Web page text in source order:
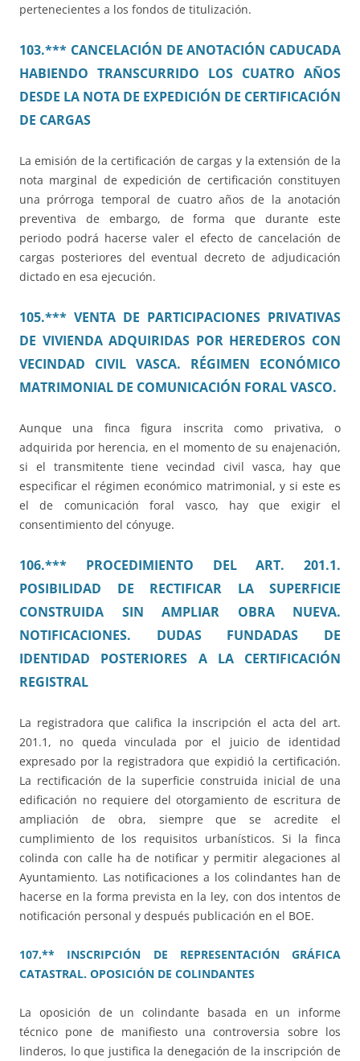
pertenecientes a los fondos de titulización.
103.*** CANCELACIÓN DE ANOTACIÓN CADUCADA
HABIENDO TRANSCURRIDO LOS CUATRO AÑOS
DESDE LA NOTA DE EXPEDICIÓN DE CERTIFICACIÓN
DE CARGAS
La emisión de la certificación de cargas y la extensión de la
nota marginal de expedición de certificación constituyen
una prórroga temporal de cuatro años de la anotación
preventiva de embargo, de forma que durante este
periodo podrá hacerse valer el efecto de cancelación de
cargas posteriores del eventual decreto de adjudicación
dictado en esa ejecución.
105.*** VENTA DE PARTICIPACIONES PRIVATIVAS
DE VIVIENDA ADQUIRIDAS POR HEREDEROS CON
VECINDAD CIVIL VASCA. RÉGIMEN ECONÓMICO
MATRIMONIAL DE COMUNICACIÓN FORAL VASCO.
Aunque una finca figura inscrita como privativa, o
adquirida por herencia, en el momento de su enajenación,
si el transmitente tiene vecindad civil vasca, hay que
especificar el régimen económico matrimonial, y si este es
el de comunicación foral vasco, hay que exigir el
consentimiento del cónyuge.
106.*** PROCEDIMIENTO DEL ART. 201.1.
POSIBILIDAD DE RECTIFICAR LA SUPERFICIE
CONSTRUIDA SIN AMPLIAR OBRA NUEVA.
NOTIFICACIONES. DUDAS FUNDADAS DE
IDENTIDAD POSTERIORES A LA CERTIFICACIÓN
REGISTRAL
La registradora que califica la inscripción el acta del art.
201.1, no queda vinculada por el juicio de identidad
expresado por la registradora que expidió la certificación.
La rectificación de la superficie construida inicial de una
edificación no requiere del otorgamiento de escritura de
ampliación de obra, siempre que se acredite el
cumplimiento de los requisitos urbanísticos. Si la finca
colinda con calle ha de notificar y permitir alegaciones al
Ayuntamiento. Las notificaciones a los colindantes han de
hacerse en la forma prevista en la ley, con dos intentos de
notificación personal y después publicación en el BOE.
107.** INSCRIPCIÓN DE REPRESENTACIÓN GRÁFICA
CATASTRAL. OPOSICIÓN DE COLINDANTES
La oposición de un colindante basada en un informe
técnico pone de manifiesto una controversia sobre los
linderos, lo que justifica la denegación de la inscripción de